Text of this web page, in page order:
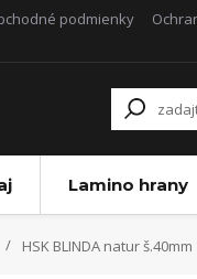
podmienky
Lamino hrany
HSK BLINDA natur š.40mm